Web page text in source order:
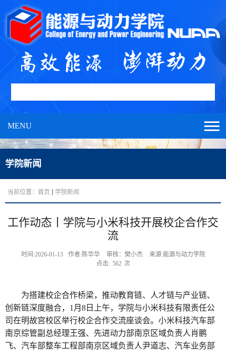
MENU
学院新闻
当前位置： 首页 学院新闻
工作动态丨学院与小米科技开展校企合作交
流
时间:2026-01-13 作者:陈华华 审核：樊小杰
来源:能源与动力学院
点击: 562 次
为搭建校企合作桥梁，推动教育链、人才链与产业链、
创新链深度融合，1月8日上午，学院与小米科技有限责任公
司在明故宫校区举行校企合作交流座谈会。小米科技汽车部
南京综管副总经理王强、先进动力部南京区域负责人肖鹏
飞、汽车部整车工程部南京区域负责人尹道志、汽车业务部